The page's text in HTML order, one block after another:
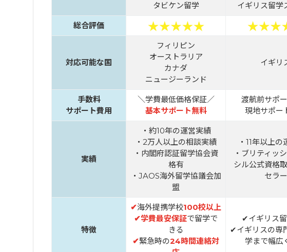
タビケン留学 イギリス留学
総合評価
対応可能な国
フィリピン
オーストラリア
カナダ
ニュージーランド
イギリ
手数料
サポート費用
＼学費最低価格保証／
基本サポート無料
渡航前サポ
現地サポー
実績
・約10年の運営実績
・2万人以上の相談実績
・内閣府認証留学協会資
格有
・JAOS海外留学協議会加
盟
・11年以上
・ブリティッ
シル公式資格
セラー
特徴
✔海外提携学校100校以上
✔学費最安保証で留学で
きる
✔緊急時の24時間連絡対
✔イギリス
✔イギリスの専
学まで幅広